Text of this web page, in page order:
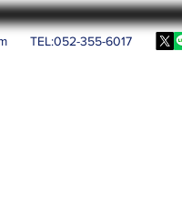
TEL:052-355-6017